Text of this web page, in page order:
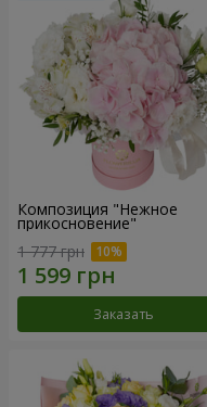
Композиция "Нежное
прикосновение"
1 777 грн
Заказать